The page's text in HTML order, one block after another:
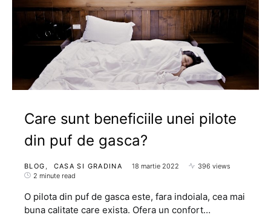
Care sunt beneficiile unei pilote
din puf de gasca?
BLOG CASA SI GRADINA 18 martie 2022
396 views
2 minute read
O pilota din puf de gasca este, fara indoiala, cea mai
buna calitate care exista. Ofera un confort…